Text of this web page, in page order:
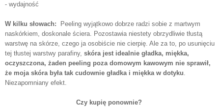
- wydajność
W kilku słowach:
Peeling wyjątkowo dobrze radzi sobie z martwym
naskórkiem, doskonale ściera. Pozostawia niestety obrzydliwie tłustą
warstwę na skórze, czego ja osobiście nie cierpię. Ale za to, po usunięciu
tej tłustej warstwy parafiny, skóra jest idealnie gładka, miękka,
oczyszczona, żaden peeling poza domowym kawowym nie sprawił,
że moja skóra była tak cudownie gładka i miękka w dotyku.
Niezapomniany efekt.
Czy kupię ponownie?